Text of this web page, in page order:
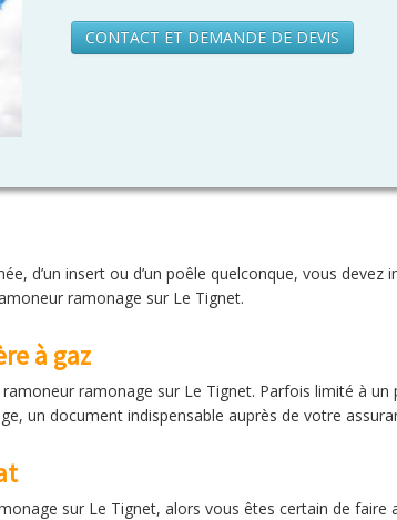
CONTACT ET DEMANDE DE DEVIS
d’un insert ou d’un poêle quelconque, vous
ramonage sur Le Tignet.
à gaz
ramonage sur Le Tignet. Parfois limité à
un document indispensable auprès de votre
sur Le Tignet, alors vous êtes certain de